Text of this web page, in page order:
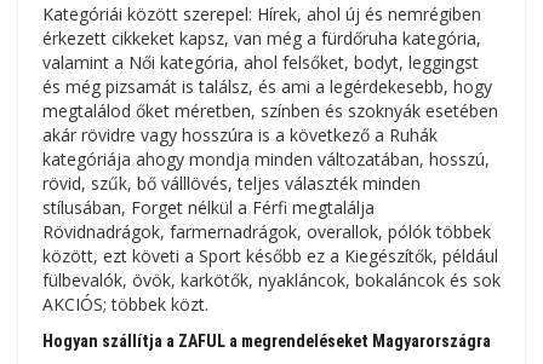
Kategóriái között szerepel: Hírek, ahol új és nemrégiben
érkezett cikkeket kapsz, van még a fürdőruha kategória,
valamint a Női kategória, ahol felsőket, bodyt, leggingst
és még pizsamát is találsz, és ami a legérdekesebb, hogy
megtalálod őket méretben, színben és szoknyák esetében
akár rövidre vagy hosszúra is a következő a Ruhák
kategóriája ahogy mondja minden változatában, hosszú,
rövid, szűk, bő válllövés, teljes választék minden
stílusában, Forget nélkül a Férfi megtalálja
Rövidnadrágok, farmernadrágok, overallok, pólók többek
között, ezt követi a Sport később ez a Kiegészítők, például
fülbevalók, övök, karkötők, nyakláncok, bokaláncok és sok
AKCIÓS; többek közt.
Hogyan szállítja a ZAFUL a megrendeléseket Magyarországra